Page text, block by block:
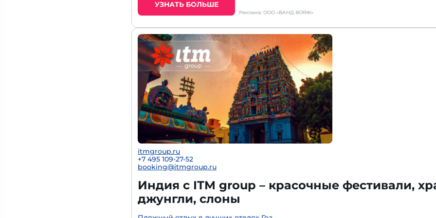
УЗНАТЬ БОЛЬШЕ
Реклама: ООО «ВАНД ВОЯЖ»
itmgroup.ru
+7 495 109-27-52
booking@itmgroup.ru
Индия с ITM group – красочные фестивали,
джунгли, слоны